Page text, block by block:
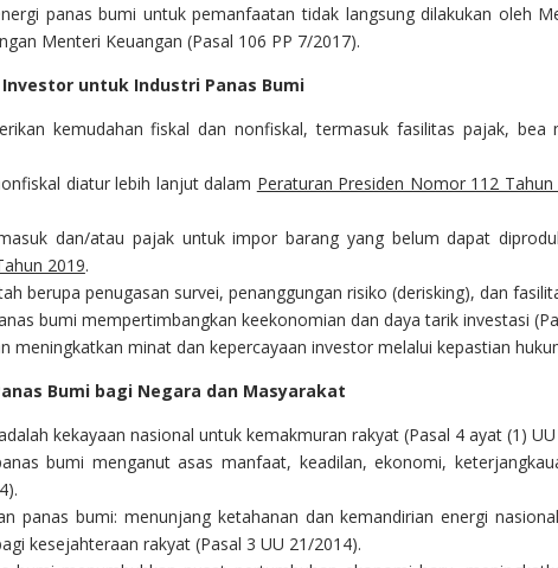
panas bumi untuk pemanfaatan tidak langsung dilakukan oleh
Menteri Keuangan (Pasal 106 PP 7/2017).
untuk Industri Panas Bumi
kemudahan fiskal dan nonfiskal, termasuk fasilitas pajak,
diatur lebih lanjut dalam Peraturan Presiden Nomor 112 Tahun
dan/atau pajak untuk impor barang yang belum dapat
2019.
berupa penugasan survei, penanggungan risiko (derisking), dan
bumi mempertimbangkan keekonomian dan daya tarik investasi
meningkatkan minat dan kepercayaan investor melalui kepastian
Bumi bagi Negara dan Masyarakat
kekayaan nasional untuk kemakmuran rakyat (Pasal 4 ayat (1)
bumi menganut asas manfaat, keadilan, ekonomi,
panas bumi: menunjang ketahanan dan kemandirian energi
kesejahteraan rakyat (Pasal 3 UU 21/2014).